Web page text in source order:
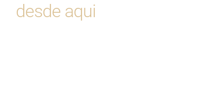
desde aqui